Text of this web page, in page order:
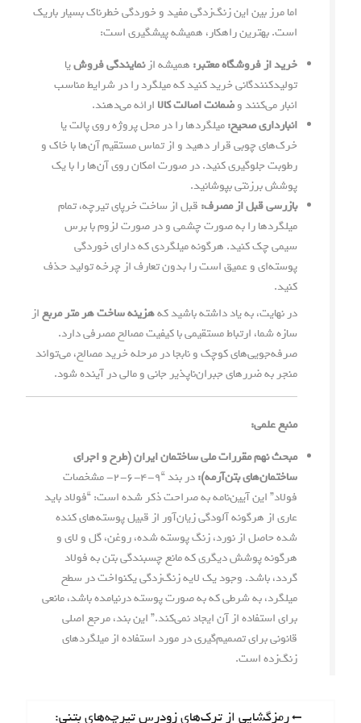
اما مرز بین این زنگ‌زدگی مفید و خوردگی خطرناک بسیار باریک
است. بهترین راهکار، همیشه پیشگیری است:
خرید از فروشگاه معتبر: همیشه ازنمایندگی فروشیا
تولیدکنندگانی خرید کنید که میلگرد را در شرایط مناسب
انبار می‌کنند وضمانت اصالت کالا ارائه می‌دهند.
انبارداری صحیح:میلگردها را در محل پروژه روی پالت یا
خرک‌های چوبی قرار دهید و از تماس مستقیم آن‌ها با خاک و
رطوبت جلوگیری کنید. در صورت امکان روی آن‌ها را با یک
پوشش برزنتی بپوشانید.
بازرسی قبل از مصرف: قبل از ساخت خرپای تیرچه، تمام
میلگردها را به صورت چشمی و در صورت لزوم با برس
سیمی چک کنید. هرگونه میلگردی که دارای خوردگی
پوسته‌ای و عمیق است را بدون تعارف از چرخه تولید حذف
کنید.
در نهایت، به یاد داشته باشید کههزینه ساخت هر متر مربعاز
سازه شما، ارتباط مستقیمی با کیفیت مصالح مصرفی دارد.
صرفه‌جویی‌های کوچک و نابجا در مرحله خرید مصالح، می‌تواند
منجر به ضررهای جبران‌ناپذیر جانی و مالی در آینده شود.
منبع علمی:
مبحث نهم مقررات ملی ساختمان ایران (طرح و اجرای
ساختمان‌های بتن‌آرمه):
در بند “۹-۴-۶-۲- مشخصات
فولاد” این آیین‌نامه به صراحت ذکر شده است: “فولاد باید
عاری از هرگونه آلودگی زیان‌آور از قبیل پوسته‌های کنده
شده حاصل از نورد، زنگ پوسته شده، روغن، گل و لای و
هرگونه پوشش دیگری که مانع چسبندگی بتن به فولاد
گردد، باشد. وجود یک لایه زنگ‌زدگی یکنواخت در سطح
میلگرد، به شرطی که به صورت پوسته درنیامده باشد، مانعی
برای استفاده از آن ایجاد نمی‌کند.” این بند، مرجع اصلی
قانونی برای تصمیم‌گیری در مورد استفاده از میلگردهای
زنگ‌زده است.
P
رمزگشایی از ترک‌های زودرس تیرچه‌های بتنی: